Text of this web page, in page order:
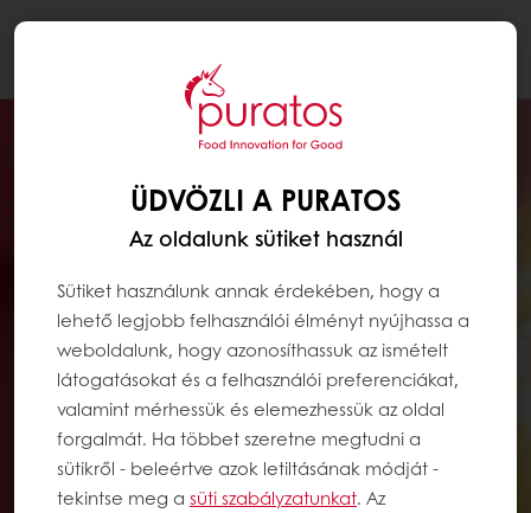
ÜDVÖZLI A PURATOS
Az oldalunk sütiket használ
Sütiket használunk annak érdekében, hogy a
lehető legjobb felhasználói élményt nyújhassa a
weboldalunk, hogy azonosíthassuk az ismételt
látogatásokat és a felhasználói preferenciákat,
valamint mérhessük és elemezhessük az oldal
forgalmát. Ha többet szeretne megtudni a
sütikről - beleértve azok letiltásának módját -
tekintse meg a süti szabályzatunkat. Az